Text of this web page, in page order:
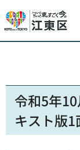
令和5年
キスト版1